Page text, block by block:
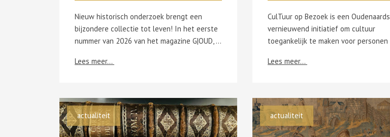
Nieuw historisch onderzoek brengt een
bijzondere collectie tot leven! In het eerste
nummer van 2026 van het magazine G|OUD, onlangs voorgesteld in het Stadsarchief van Oudenaarde, is een artikel opgenomen van de hand van Philippe Levrau, die zich baseerde op een reeks uitzonderlijke brieven uit het stadsarchief. Deze correspondentie, daterend uit de periode 1789-1791 en 1799, vormt het vertrekpunt voor een inkijk in een bewogen tijd De brieven worden gesitueerd binnen de context van de Brabantse Omwenteling, de korte onafhankelijkheid, de Oostenrijkse restauratie en de Franse annexatie. Ze tonen hoe politieke spanningen en machtswissels het dagelijkse leven en bestuur beïnvloedden. Centraal staat Jan Jozef Raepsaet (29 december 1750 – 19 februari 1832), advocaat en griffier van de kasselrij Oudenaarde, en medeopsteller van het Manifest van de provincie Vlaanderen (januari 1790, de onafhankelijkheidsverklaring). Via zijn correspondentie wordt duidelijk hoe hij contacten onderhield met uiteenlopende figuren uit verschillende politieke strekkingen. De brieven werpen licht op zijn rol als bemiddelaar, adviseur en betrokken actor in de gebeurtenissen van zijn tijd. Het artikel brengt zo een boeiend en genuanceerd beeld van een cruciale periode uit de lokale en regionale geschiedenis.
Lees meer...
CulTuur op Bezoek is een Oudenaards
vernieuwend initiatief om cultuur
Lees meer...
actualiteit actualiteit